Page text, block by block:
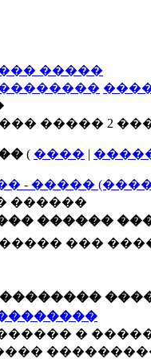
�����
����� 2
( ���� |
- �����
������
������
���
��������
�